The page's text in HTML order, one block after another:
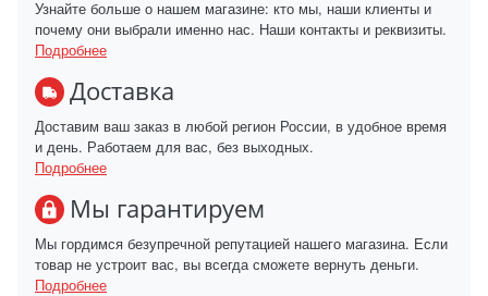
Узнайте больше о нашем магазине: кто мы, наши клиенты и
почему они выбрали именно нас. Наши контакты и реквизиты.
Подробнее
Доставка
Доставим ваш заказ в любой регион России, в удобное время
и день. Работаем для вас, без выходных.
Подробнее
Мы гарантируем
Мы гордимся безупречной репутацией нашего магазина. Если
товар не устроит вас, вы всегда сможете вернуть деньги.
Подробнее